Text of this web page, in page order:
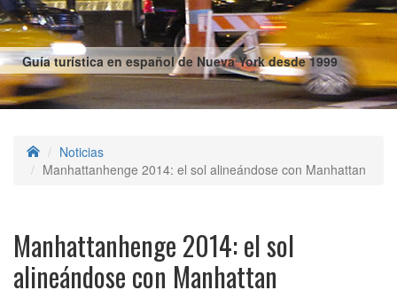
Guía turística en español de Nueva York desde 1999
Noticias
Manhattanhenge 2014: el sol alineándose con Manhattan
Manhattanhenge 2014: el sol
alineándose con Manhattan